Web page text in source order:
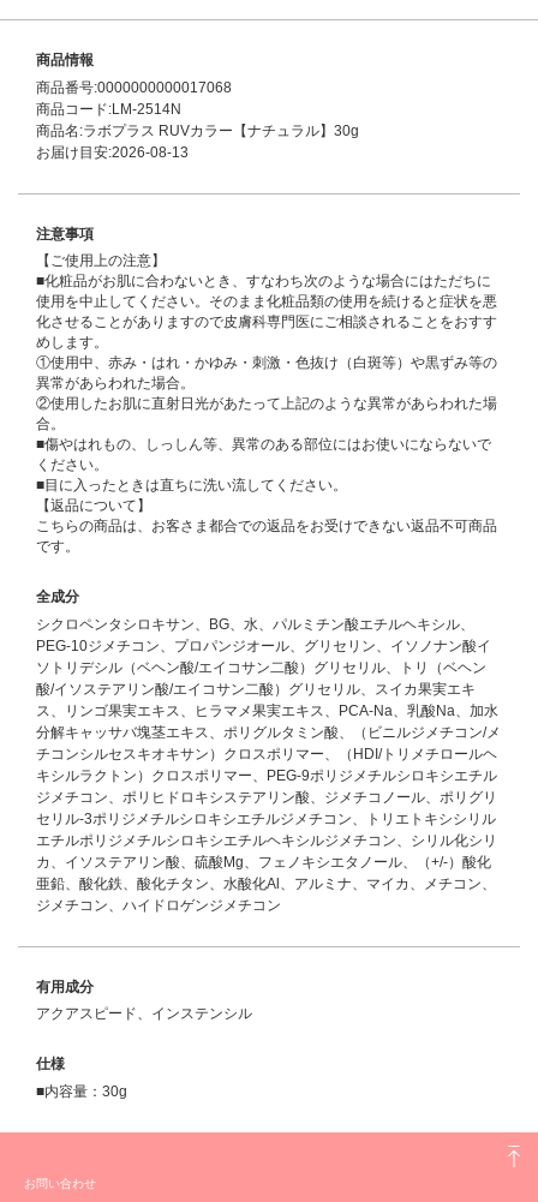
商品情報
商品番号:0000000000017068
商品コード:LM-2514N
商品名:ラボプラス RUVカラー【ナチュラル】30g
お届け目安:2026-08-13
注意事項
【ご使用上の注意】
■化粧品がお肌に合わないとき、すなわち次のような場合にはただちに
使用を中止してください。そのまま化粧品類の使用を続けると症状を悪
化させることがありますので皮膚科専門医にご相談されることをおすす
めします。
①使用中、赤み・はれ・かゆみ・刺激・色抜け（白斑等）や黒ずみ等の
異常があらわれた場合。
②使用したお肌に直射日光があたって上記のような異常があらわれた場
合。
■傷やはれもの、しっしん等、異常のある部位にはお使いにならないで
ください。
■目に入ったときは直ちに洗い流してください。
【返品について】
こちらの商品は、お客さま都合での返品をお受けできない返品不可商品
です。
全成分
シクロペンタシロキサン、BG、水、パルミチン酸エチルヘキシル、
PEG-10ジメチコン、プロパンジオール、グリセリン、イソノナン酸イ
ソトリデシル（ベヘン酸/エイコサン二酸）グリセリル、トリ（ベヘン
酸/イソステアリン酸/エイコサン二酸）グリセリル、スイカ果実エキ
ス、リンゴ果実エキス、ヒラマメ果実エキス、PCA-Na、乳酸Na、加水
分解キャッサバ塊茎エキス、ポリグルタミン酸、（ビニルジメチコン/メ
チコンシルセスキオキサン）クロスポリマー、（HDI/トリメチロールヘ
キシルラクトン）クロスポリマー、PEG-9ポリジメチルシロキシエチル
ジメチコン、ポリヒドロキシステアリン酸、ジメチコノール、ポリグリ
セリル-3ポリジメチルシロキシエチルジメチコン、トリエトキシシリル
エチルポリジメチルシロキシエチルヘキシルジメチコン、シリル化シリ
カ、イソステアリン酸、硫酸Mg、フェノキシエタノール、（+/-）酸化
亜鉛、酸化鉄、酸化チタン、水酸化Al、アルミナ、マイカ、メチコン、
ジメチコン、ハイドロゲンジメチコン
有用成分
アクアスピード、インステンシル
仕様
■内容量：30g
お問い合わせ